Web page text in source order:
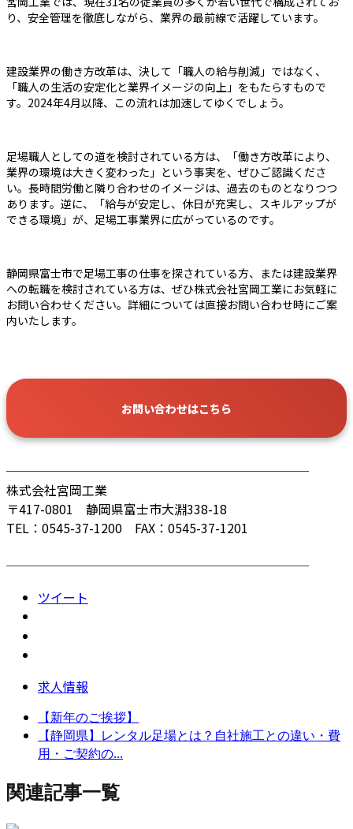
り、安全管理を徹底しながら、業界の最前線で活躍しています。
建設業界の働き方改革は、決して「職人の給与削減」ではなく、
「職人の生活の安定化と業界イメージの向上」をもたらすもので
す。2024年4月以降、この流れは加速してゆくでしょう。
足場職人としての道を検討されている方は、「働き方改革により、
業界の環境は大きく変わった」という事実を、ぜひご認識くださ
い。長時間労働と隣り合わせのイメージは、過去のものとなりつつ
あります。逆に、「給与が安定し、休日が充実し、スキルアップが
できる環境」が、足場工事業界に広がっているのです。
静岡県富士市で足場工事の仕事を探されている方、または建設業界
への転職を検討されている方は、ぜひ株式会社宮岡工業にお気軽に
お問い合わせください。詳細については直接お問い合わせ時にご案
内いたします。
お問い合わせはこちら
────────────────────────
株式会社宮岡工業
〒417-0801 静岡県富士市大淵338-18
TEL：0545-37-1200 FAX：0545-37-1201
────────────────────────
ツイート
求人情報
【新年のご挨拶】
【静岡県】レンタル足場とは？自社施工との違い・費
用・ご契約の...
関連記事一覧